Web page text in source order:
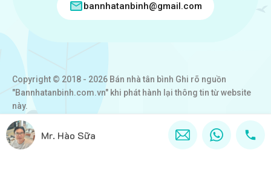
bannhatanbinh@gmail.com
Copyright © 2018 - 2026 Bán nhà tân bình Ghi rõ nguồn
"Bannhatanbinh.com.vn" khi phát hành lại thông tin từ website
này.
VICTORY REAL
Mr. Hào Sữa